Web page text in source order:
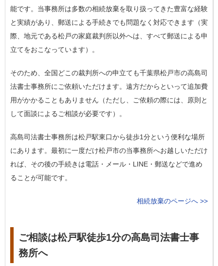
能です。当事務所は多数の相続放棄を取り扱ってきた豊富な経験
と実績があり、郵送による手続きでも問題なく対応できます（実
際、地元である松戸の家庭裁判所以外へは、すべて郵送による申
立てをおこなっています）。
そのため、全国どこの裁判所への申立ても千葉県松戸市の高島司
法書士事務所にご依頼いただけます。遠方だからといって追加費
用がかかることもありません（ただし、ご依頼の際には、原則と
して面談によるご相談が必要です）。
高島司法書士事務所は松戸駅東口から徒歩1分という便利な場所
にあります。最初に一度だけ松戸市の当事務所へお越しいただけ
れば、その後の手続きは電話・メール・LINE・郵送などで進め
ることが可能です。
相続放棄のページへ >>
ご相談は松戸駅徒歩1分の高島司法書士事
務所へ